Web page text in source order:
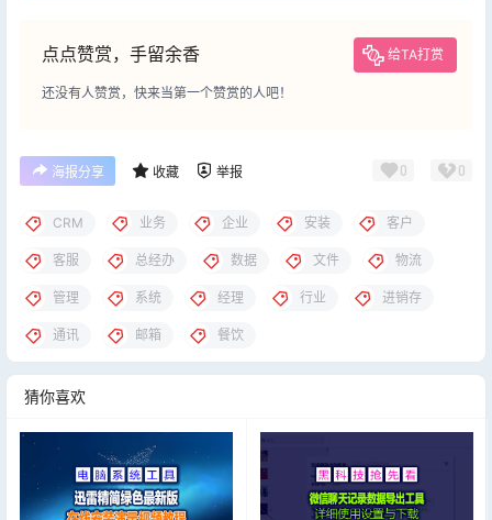
点点赞赏，手留余香 给TA打赏
还没有人赞赏，快来当第一个赞赏的人吧！
海报分享 收藏 举报 0 0
CRM 业务 企业 安装 客户
客服 总经办 数据 文件 物流
管理 系统 经理 行业 进销存
通讯 邮箱 餐饮
猜你喜欢